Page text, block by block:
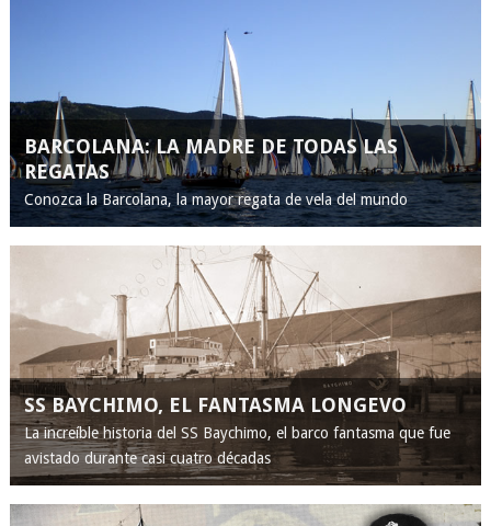
BARCOLANA: LA MADRE DE TODAS LAS
REGATAS
Conozca la Barcolana, la mayor regata de vela del mundo
SS BAYCHIMO, EL FANTASMA LONGEVO
La increíble historia del SS Baychimo, el barco fantasma que fue
avistado durante casi cuatro décadas